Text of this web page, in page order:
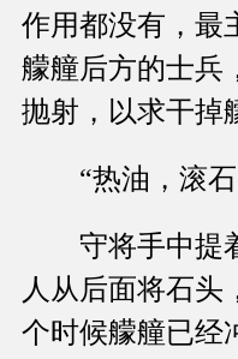
作用都没有，最
艨艟后方的士兵
抛射，以求干掉
“热油，滚石
守将手中提着
人从后面将石头
个时候艨艟已经